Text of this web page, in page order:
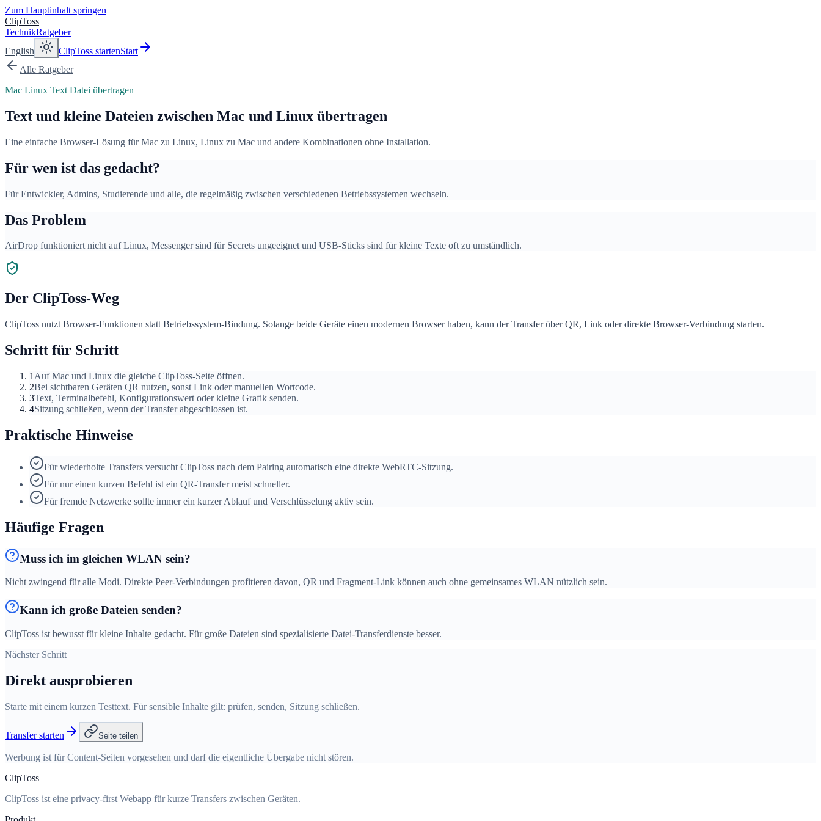
Zum Hauptinhalt springen
ClipToss
TechnikRatgeber
English
ClipToss startenStart
Alle Ratgeber
Mac Linux Text Datei übertragen
Text und kleine Dateien zwischen Mac und Linux übertragen
Eine einfache Browser-Lösung für Mac zu Linux, Linux zu Mac und andere Kombinationen ohne Installation.
Für wen ist das gedacht?
Für Entwickler, Admins, Studierende und alle, die regelmäßig zwischen verschiedenen Betriebssystemen wechseln.
Das Problem
AirDrop funktioniert nicht auf Linux, Messenger sind für Secrets ungeeignet und USB-Sticks sind für kleine Texte oft zu umständlich.
Der ClipToss-Weg
ClipToss nutzt Browser-Funktionen statt Betriebssystem-Bindung. Solange beide Geräte einen modernen Browser haben, kann der Transfer über QR, Link oder direkte Browser-Verbindung starten.
Schritt für Schritt
1 Auf Mac und Linux die gleiche ClipToss-Seite öffnen.
2Bei sichtbaren Geräten QR nutzen, sonst Link oder manuellen Wortcode.
3Text, Terminalbefehl, Konfigurationswert oder kleine Grafik senden.
4Sitzung schließen, wenn der Transfer abgeschlossen ist.
Praktische Hinweise
Für wiederholte Transfers versucht ClipToss nach dem Pairing automatisch eine direkte WebRTC-Sitzung.
Für nur einen kurzen Befehl ist ein QR-Transfer meist schneller.
Für fremde Netzwerke sollte immer ein kurzer Ablauf und Verschlüsselung aktiv sein.
Häufige Fragen
Muss ich im gleichen WLAN sein?
Nicht zwingend für alle Modi. Direkte Peer-Verbindungen profitieren davon, QR und Fragment-Link können auch ohne gemeinsames WLAN nützlich sein.
Kann ich große Dateien senden?
ClipToss ist bewusst für kleine Inhalte gedacht. Für große Dateien sind spezialisierte Datei-Transferdienste besser.
Nächster Schritt
Direkt ausprobieren
Starte mit einem kurzen Testtext. Für sensible Inhalte gilt: prüfen, senden, Sitzung schließen.
Transfer starten Seite teilen
Werbung ist für Content-Seiten vorgesehen und darf die eigentliche Übergabe nicht stören.
ClipToss
ClipToss ist eine privacy-first Webapp für kurze Transfers zwischen Geräten.